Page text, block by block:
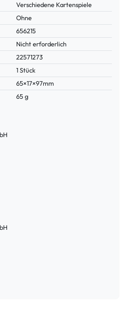
Verschiedene Kartenspiele
Ohne
656215
Nicht erforderlich
22571273
1 Stück
65×17×97mm
65 g